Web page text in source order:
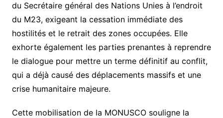
du Secrétaire général des Nations Unies à l’endroit
du M23, exigeant la cessation immédiate des
hostilités et le retrait des zones occupées. Elle
exhorte également les parties prenantes à reprendre
le dialogue pour mettre un terme définitif au conflit,
qui a déjà causé des déplacements massifs et une
crise humanitaire majeure.
Cette mobilisation de la MONUSCO souligne la